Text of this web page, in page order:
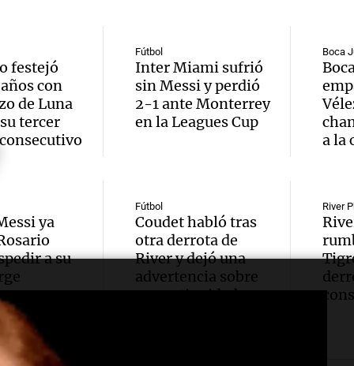
de
Una
Episodios
Leo
Audio.
Jorge,
llegó"
Una
Episodios
Audio.
sueño
una
con
Audio.
tras
Audio.
festejó
con
de Luna
tercer
Fútbol
Inter Miami sufrió
sin Messi y perdió
2-1 ante Monterrey
en la Leagues Cup
Boca
a la
ya
a su
Fútbol
Coudet habló tras
otra derrota de
River y dejó una
advertencia sobre
su continuidad
River